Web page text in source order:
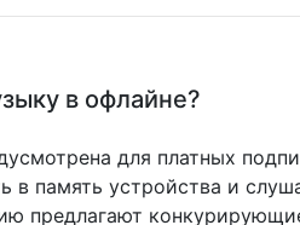
в офлайне?
для платных
в память устройства и
предлагают